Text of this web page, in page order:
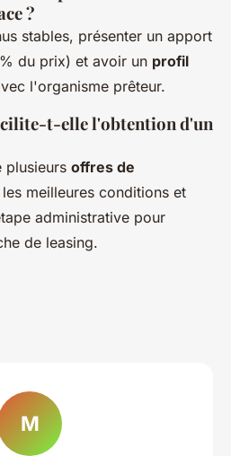
?
stables, présenter un apport
du prix) et avoir un profil
l'organisme prêteur.
t-elle l'obtention d'un
plusieurs offres de
meilleures conditions et
administrative pour
de leasing.
M